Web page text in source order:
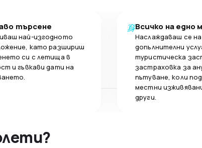
търсене
най-изгодното
като разшириш
си с летища в
и гъвкави дати на
Всичко на едно
Наслаждаваш се на
допълнителни
туристическа
застраховка за
пътуване, коли
местни
други.